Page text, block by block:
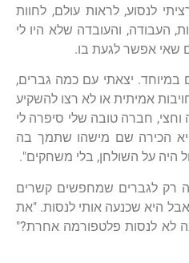
לנסוע, לראות עולם, לחוות
העבודה, והעובדה שלא היו לי
שאי אפשר לגעת בו.
במיוחד. יצאתי עם כמה גברים,
אמיתית או לא רצו להשקיע
וחצי, חברה טובה שלי סיפרה לי
הכירה שם מישהו שתמך בה
היה על השולחן, בלי משחקים".
רק לגברים שמחפשים קשרים
היא שכנעה אותי לנסות. "את
לנסות פלטפורמה אחרת?"